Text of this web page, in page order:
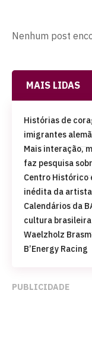
Nenhum post
MAIS LIDAS
Histórias de
imigrantes
Mais interação,
faz pesquisa
Centro Histórico
inédita da
Calendários da
cultura brasileira
Waelzholz
B’Energy Racing
PUBLICIDADE